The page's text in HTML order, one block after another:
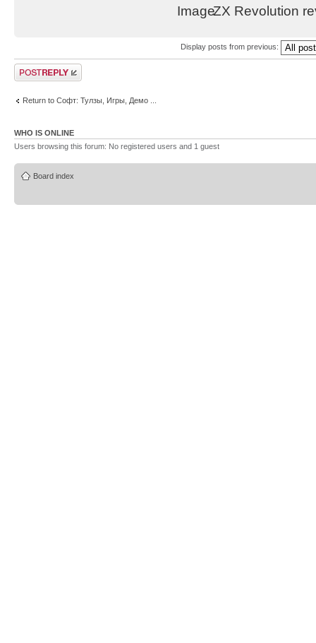
ZX Revolution
Display posts from previous:
Post a reply
Return to Софт: Тулзы, Игры, Демо ...
WHO IS ONLINE
Users browsing this forum: No registered users and 1 guest
Board index